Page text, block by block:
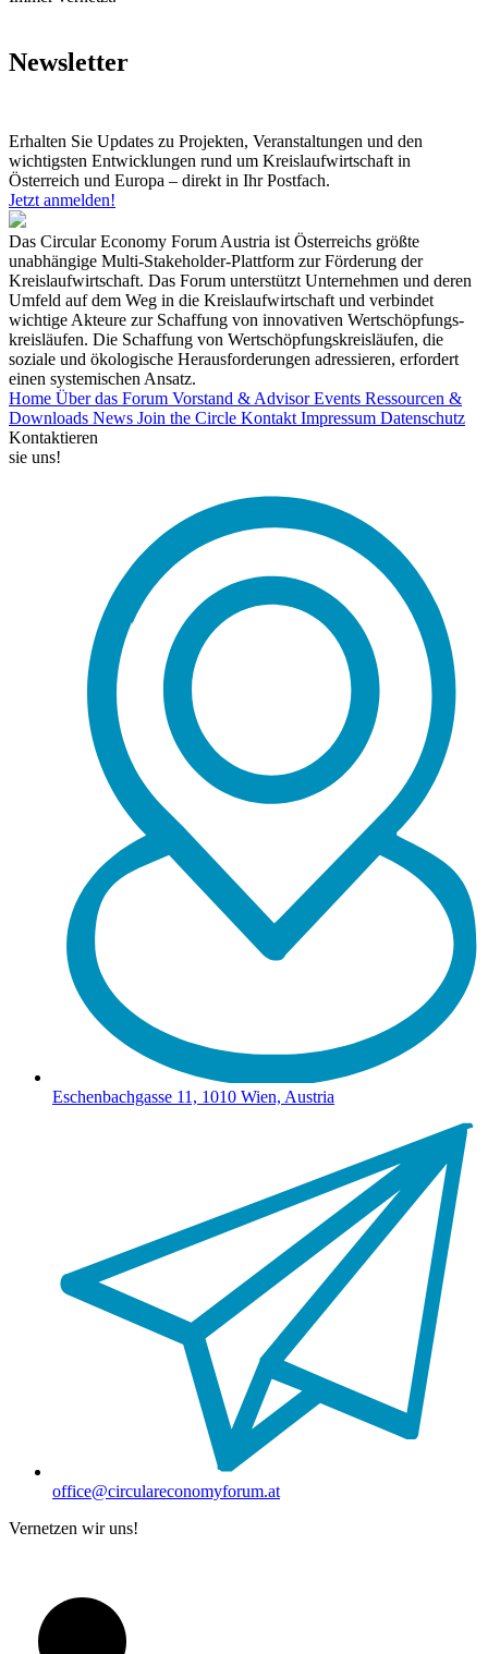
Newsletter
Erhalten Sie Updates zu Projekten, Veranstaltungen und den
wichtigsten Entwicklungen rund um Kreislaufwirtschaft in
Österreich und Europa – direkt in Ihr Postfach.
Jetzt anmelden!
Das Circular Economy Forum Austria ist Österreichs größte
unabhängige Multi-Stakeholder-Plattform zur Förderung der
Kreislaufwirtschaft. Das Forum unterstützt Unternehmen und deren
Umfeld auf dem Weg in die Kreislaufwirtschaft und verbindet
wichtige Akteure zur Schaffung von innovativen Wertschöpfungs-
kreisläufen. Die Schaffung von Wertschöpfungskreisläufen, die
soziale und ökologische Herausforderungen adressieren, erfordert
einen systemischen Ansatz.
Home Über das Forum Vorstand & AdvisorEvents Ressourcen &
Downloads News Join the Circle Kontakt Impressum Datenschutz
Kontaktieren
sie uns!
Eschenbachgasse 11, 1010 Wien, Austria
office@circulareconomyforum.at
Vernetzen wir uns!